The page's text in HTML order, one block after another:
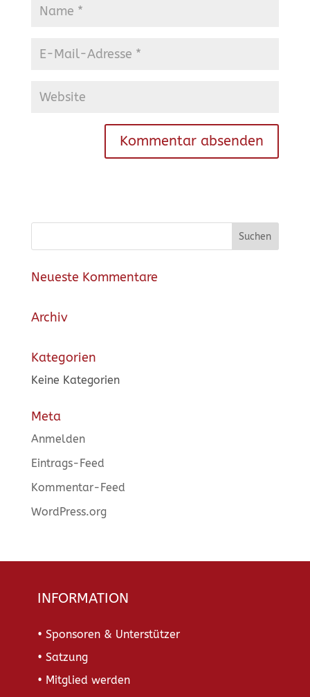
Neueste Kommentare
Archiv
Kategorien
Keine Kategorien
Meta
Anmelden
Eintrags-Feed
Kommentar-Feed
WordPress.org
INFORMATION
• Sponsoren & Unterstützer
• Satzung
• Mitglied werden